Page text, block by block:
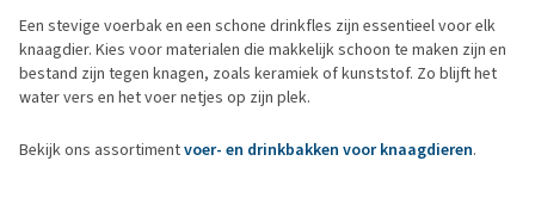
Een stevige voerbak en een schone drinkfles zijn essentieel voor elk
knaagdier. Kies voor materialen die makkelijk schoon te maken zijn en
bestand zijn tegen knagen, zoals keramiek of kunststof. Zo blijft het
water vers en het voer netjes op zijn plek.
Bekijk ons assortimentvoer- en drinkbakken voor knaagdieren.